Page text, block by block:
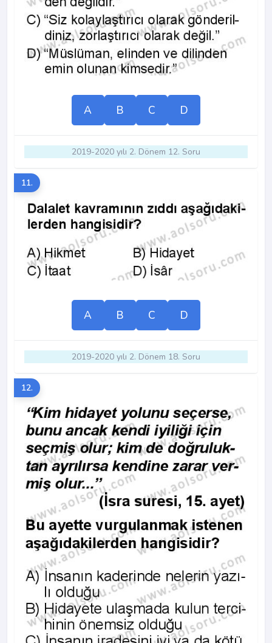
A B C D
2019-2020 yılı 2. Dönem 12. Soru
11.
A B C D
2019-2020 yılı 2. Dönem 18. Soru
12.